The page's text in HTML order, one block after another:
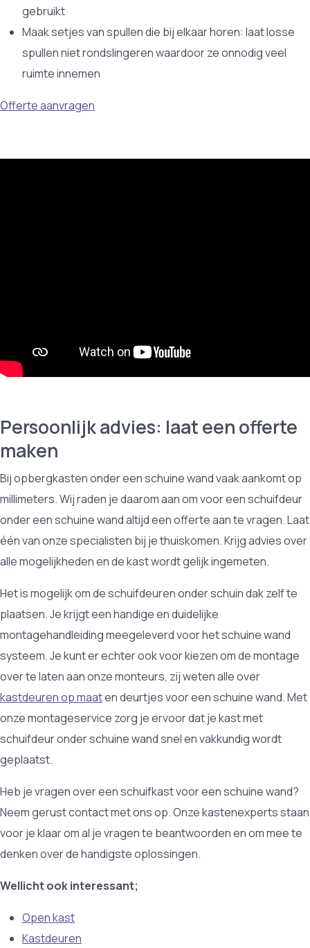
gebruikt
Maak setjes van spullen die bij elkaar horen: laat losse
spullen niet rondslingeren waardoor ze onnodig veel
ruimte innemen
Offerte aanvragen
Persoonlijk advies: laat een offerte
maken
Bij opbergkasten onder een schuine wand vaak aankomt op
millimeters. Wij raden je daarom aan om voor een schuifdeur
onder een schuine wand altijd een offerte aan te vragen. Laat
één van onze specialisten bij je thuiskomen. Krijg advies over
alle mogelijkheden en de kast wordt gelijk ingemeten.
Het is mogelijk om de schuifdeuren onder schuin dak zelf te
plaatsen. Je krijgt een handige en duidelijke
montagehandleiding meegeleverd voor het schuine wand
systeem. Je kunt er echter ook voor kiezen om de montage
over te laten aan onze monteurs, zij weten alle over
kastdeuren op maaten deurtjes voor een schuine wand. Met
onze montageservice zorg je ervoor dat je kast met
schuifdeur onder schuine wand snel en vakkundig wordt
geplaatst.
Heb je vragen over een schuifkast voor een schuine wand?
Neem gerust contact met ons op. Onze kastenexperts staan
voor je klaar om al je vragen te beantwoorden en om mee te
denken over de handigste oplossingen.
Wellicht ook interessant;
Open kast
Kastdeuren